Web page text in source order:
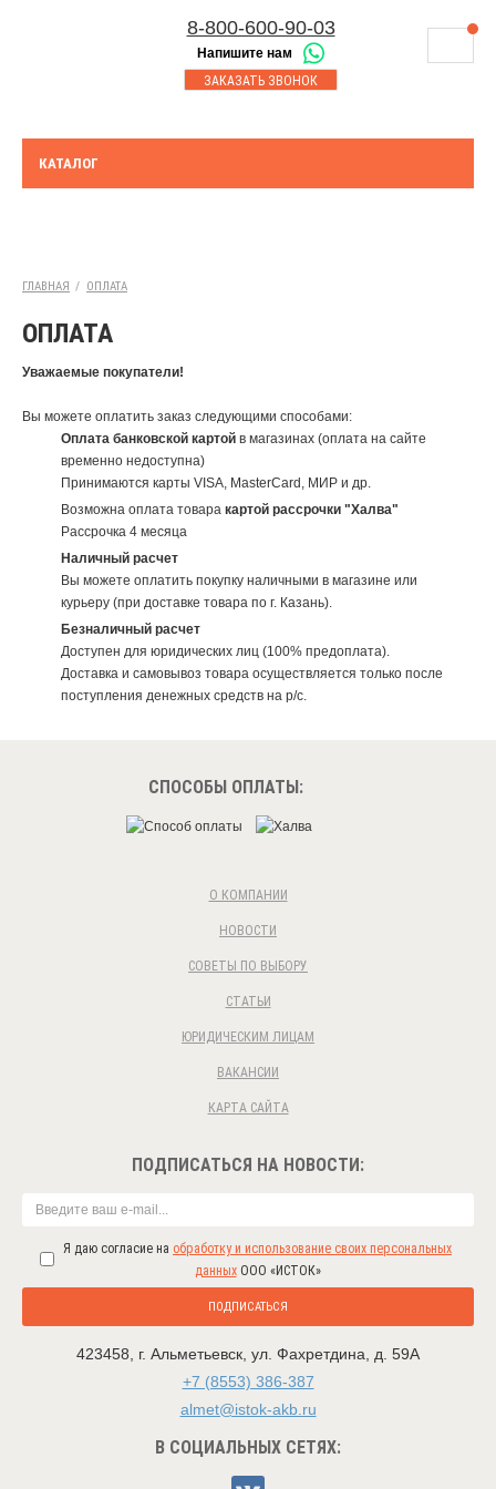
8-800-600-90-03
Напишите нам
ЗАКАЗАТЬ ЗВОНОК
Корзина
ОПЛАТА
КОНТАКТЫ
8-843-230-17-45
Казань
Набережные Челны
КАТАЛОГ
ГЛАВНАЯ / ОПЛАТА
ОПЛАТА
Уважаемые покупатели!
Вы можете оплатить заказ следующими способами:
Оплата банковской картой в магазинах (оплата на сайте
временно недоступна)
Принимаются карты VISA, MasterCard, МИР и др.
Возможна оплата товара картой рассрочки "Халва"
Рассрочка 4 месяца
Наличный расчет
Вы можете оплатить покупку наличными в магазине или
курьеру (при доставке товара по г. Казань).
Безналичный расчет
Доступен для юридических лиц (100% предоплата).
Доставка и самовывоз товара осуществляется только после
поступления денежных средств на р/c.
СПОСОБЫ ОПЛАТЫ:
О КОМПАНИИ
НОВОСТИ
СОВЕТЫ ПО ВЫБОРУ
СТАТЬИ
ЮРИДИЧЕСКИМ ЛИЦАМ
ВАКАНСИИ
КАРТА САЙТА
ПОДПИСАТЬСЯ НА НОВОСТИ:
Я даю согласие на обработку и использование своих персональных
данныхООО «ИСТОК»
ПОДПИСАТЬСЯ
423458 г. Альметьевск ул. Фахретдина, д. 59А
+7 (8553) 386-387
almet@istok-akb.ru
В СОЦИАЛЬНЫХ СЕТЯХ: